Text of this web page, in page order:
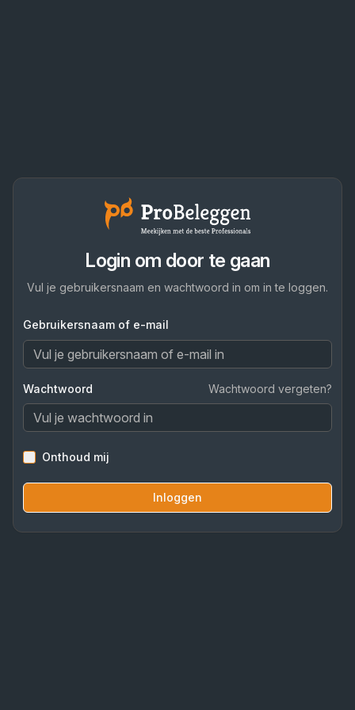
Login om door te gaan
Vul je gebruikersnaam en wachtwoord in om in te loggen.
Gebruikersnaam of e-mail
Wachtwoord Wachtwoord vergeten?
Onthoud mij
Inloggen